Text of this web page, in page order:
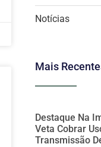
Notícias
Mais
Destaque Na
Veta Cobrar
Transmissão